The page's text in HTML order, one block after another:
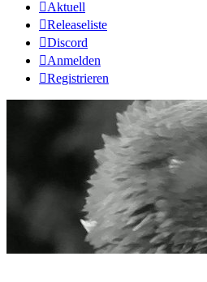
Aktuell
Releaseliste
Discord
Anmelden
Registrieren